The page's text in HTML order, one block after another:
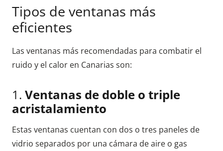
Tipos de ventanas más
eficientes
Las ventanas más recomendadas para combatir el
ruido y el calor en Canarias son:
1. Ventanas de doble o triple
acristalamiento
Estas ventanas cuentan con dos o tres paneles de
vidrio separados por una cámara de aire o gas